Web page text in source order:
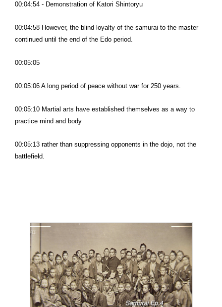
00:04:54 - Demonstration of Katori Shintoryu
00:04:58 However, the blind loyalty of the samurai to the master
continued until the end of the Edo period.
00:05:05
00:05:06 A long period of peace without war for 250 years.
00:05:10 Martial arts have established themselves as a way to
practice mind and body
00:05:13 rather than suppressing opponents in the dojo, not the
battlefield.